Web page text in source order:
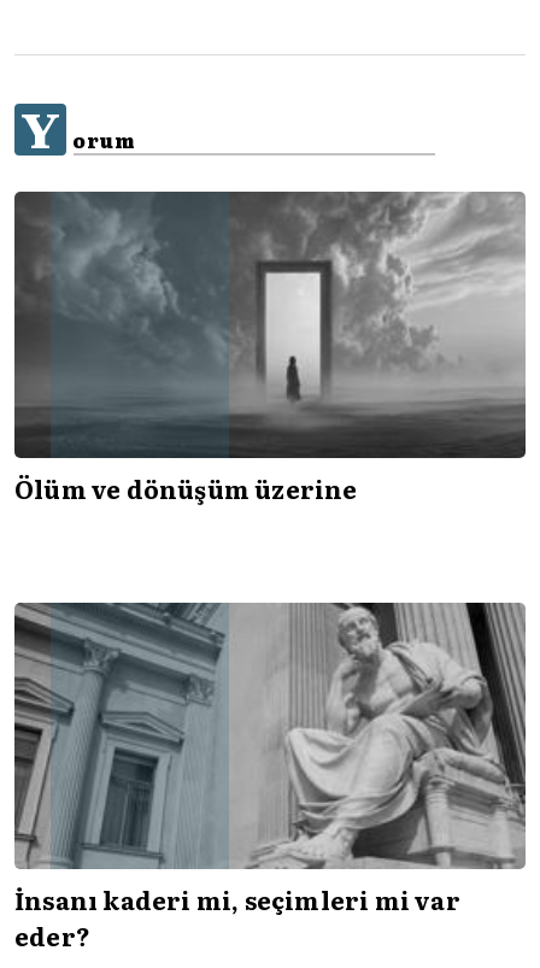
Y orum
Ölüm ve dönüşüm üzerine
İnsanı kaderi mi, seçimleri mi var
eder?